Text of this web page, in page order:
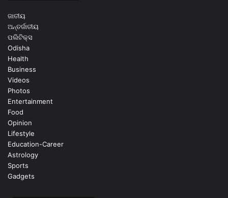
ଜାତୀୟ
ଅନ୍ତର୍ଜାତୀୟ
ପଲିଟିକ୍ସ
Odisha
Health
Business
Videos
Photos
Entertainment
Food
Opinion
Lifestyle
Education-Career
Astrology
Sports
Gadgets